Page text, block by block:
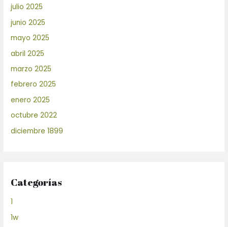
julio 2025
junio 2025
mayo 2025
abril 2025
marzo 2025
febrero 2025
enero 2025
octubre 2022
diciembre 1899
Categorías
1
1w